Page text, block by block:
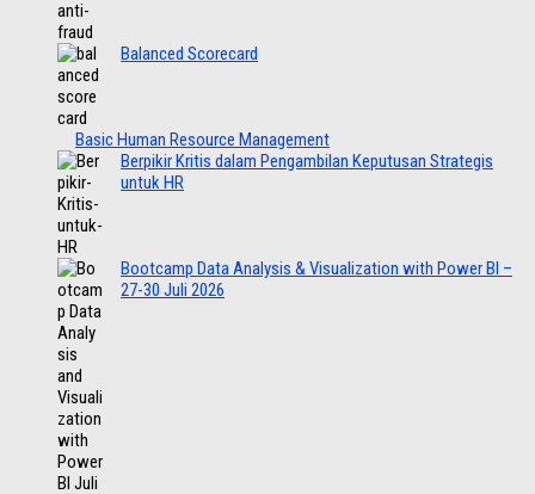
Balanced Scorecard
Basic Human Resource Management
Berpikir Kritis dalam Pengambilan Keputusan Strategis
untuk HR
Bootcamp Data Analysis & Visualization with Power BI –
27-30 Juli 2026